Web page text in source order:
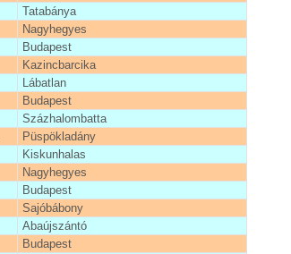
Tatabánya
Nagyhegyes
Budapest
Kazincbarcika
Lábatlan
Budapest
Százhalombatta
Püspökladány
Kiskunhalas
Nagyhegyes
Budapest
Sajóbábony
Abaújszántó
Budapest